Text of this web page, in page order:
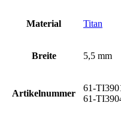
Material Titan
Breite 5,5 mm
Artikelnummer
61-
61-